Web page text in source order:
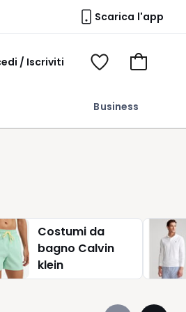
Scarica l'app
Business
/ Iscriviti
Voir
Vai
Costumi da
bagno Calvin
klein